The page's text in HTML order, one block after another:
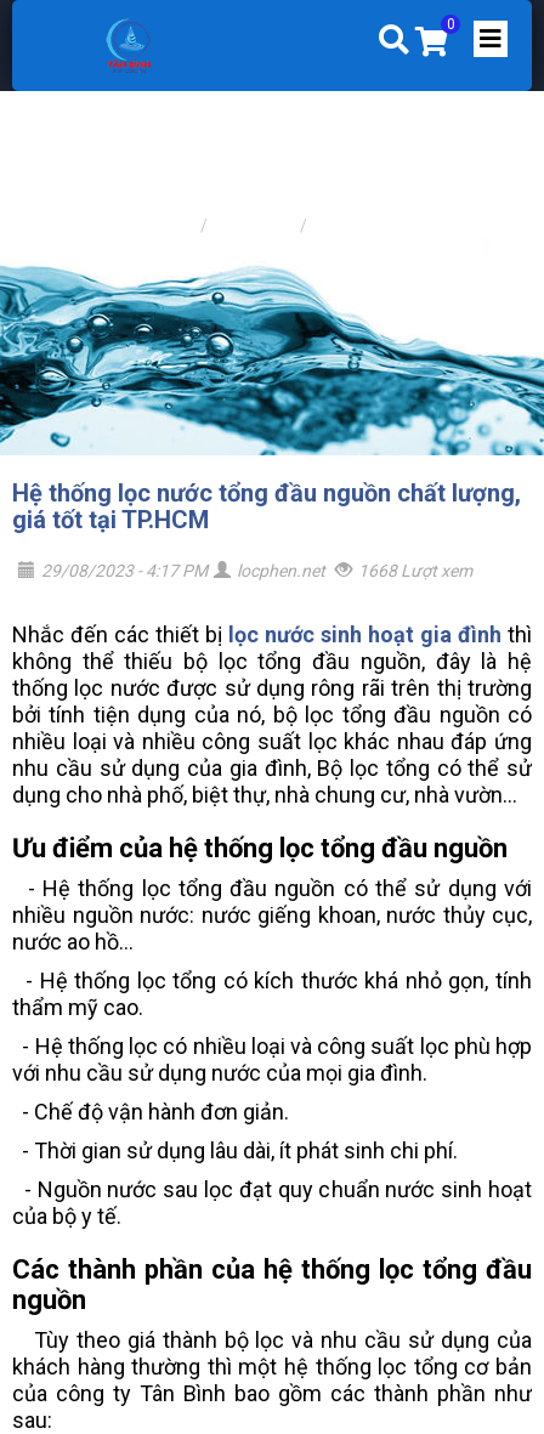
0
Hệ thống lọc nước tổng đầu nguồn chất lượng,
giá tốt tại TP.HCM
29/08/2023 - 4:17 PM locphen.net 1668 Lượt xem
Nhắc đến các thiết bị lọc nước sinh hoạt gia đình thì
không thể thiếu bộ lọc tổng đầu nguồn, đây là hệ
thống lọc nước được sử dụng rông rãi trên thị trường
bởi tính tiện dụng của nó, bộ lọc tổng đầu nguồn có
nhiều loại và nhiều công suất lọc khác nhau đáp ứng
nhu cầu sử dụng của gia đình, Bộ lọc tổng có thể sử
dụng cho nhà phố, biệt thự, nhà chung cư, nhà vườn...
Ưu điểm của hệ thống lọc tổng đầu nguồn
- Hệ thống lọc tổng đầu nguồn có thể sử dụng với
nhiều nguồn nước: nước giếng khoan, nước thủy cục,
nước ao hồ...
- Hệ thống lọc tổng có kích thước khá nhỏ gọn, tính
thẩm mỹ cao.
- Hệ thống lọc có nhiều loại và công suất lọc phù hợp
với nhu cầu sử dụng nước của mọi gia đình.
- Chế độ vận hành đơn giản.
- Thời gian sử dụng lâu dài, ít phát sinh chi phí.
- Nguồn nước sau lọc đạt quy chuẩn nước sinh hoạt
của bộ y tế.
Các thành phần của hệ thống lọc tổng đầu
nguồn
Tùy theo giá thành bộ lọc và nhu cầu sử dụng của
khách hàng thường thì một hệ thống lọc tổng cơ bản
của công ty Tân Bình bao gồm các thành phần như
sau: